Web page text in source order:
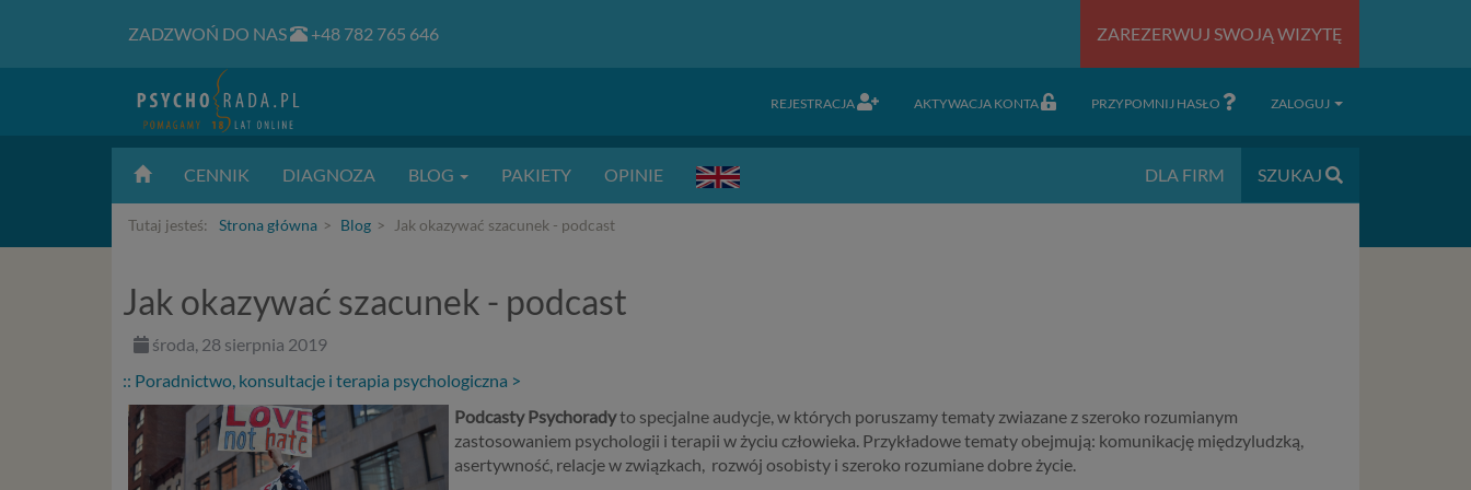
ZADZWOŃ DO NAS +48 782 765 646 ZAREZERWUJ SWOJĄ WIZYTĘ
REJESTRACJA AKTYWACJA KONTA PRZYPOMNIJ HASŁO ZALOGUJ
CENNIK DIAGNOZA BLOG PAKIETY OPINIE DLA FIRM SZUKAJ
Tutaj jesteś: Strona główna Blog Jak okazywać szacunek - podcast
Jak okazywać szacunek - podcast
środa, 28 sierpnia 2019
:: Poradnictwo, konsultacje i terapia psychologiczna >
Podcasty Psychoradyto specjalne audycje, w których poruszamy tematy zwiazane z szeroko rozumianym
zastosowaniem psychologii i terapii w życiu człowieka. Przykładowe tematy obejmują: komunikację międzyludzką,
asertywność, relacje w związkach, rozwój osobisty i szeroko rozumiane dobre życie.